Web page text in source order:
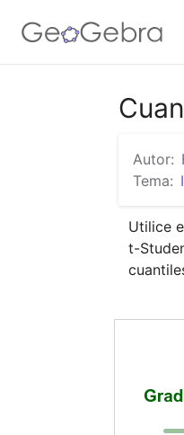
Autor:
Tema:
Utilice
t-